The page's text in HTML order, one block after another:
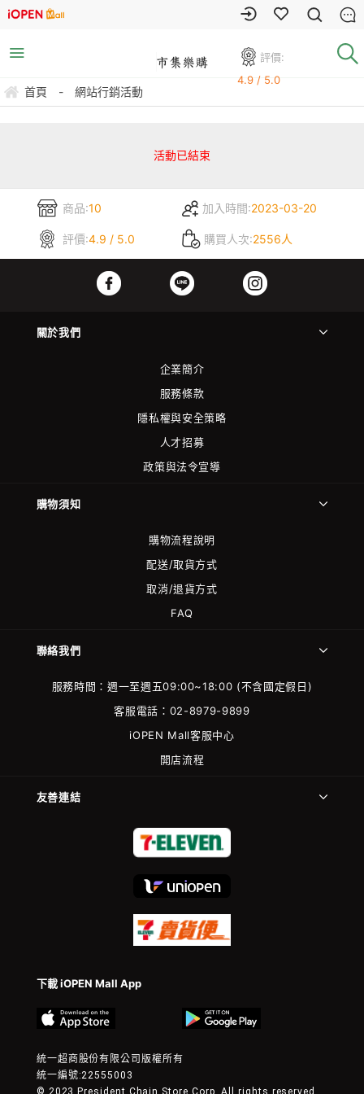
評價:
4.9 / 5.0
首頁 - 網站行銷活動
活動已結束
商品:10 加入時間:2023-03-20
評價:4.9 / 5.0 購買人次:2556人
關於我們
企業簡介
服務條款
隱私權與安全策略
人才招募
政策與法令宣導
購物須知
購物流程說明
配送/取貨方式
取消/退貨方式
FAQ
聯絡我們
服務時間：週一至週五09:00~18:00 (不含國定假日)
客服電話：02-8979-9899
iOPEN Mall客服中心
開店流程
友善連結
下載 iOPEN Mall App
統一超商股份有限公司版權所有
統一編號:22555003